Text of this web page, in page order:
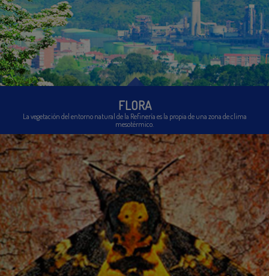
FLORA
La vegetación del entorno natural de la Refinería es la propia de una zona de clima
mesotérmico.